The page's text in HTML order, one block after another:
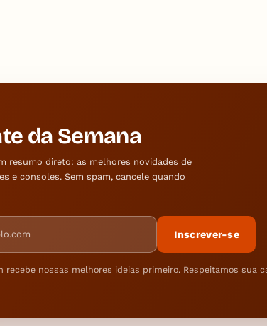
da Semana
resumo direto: as melhores novidades de
e consoles. Sem spam, cancele quando
Inscrever-se
recebe nossas melhores ideias primeiro. Respeitamos sua